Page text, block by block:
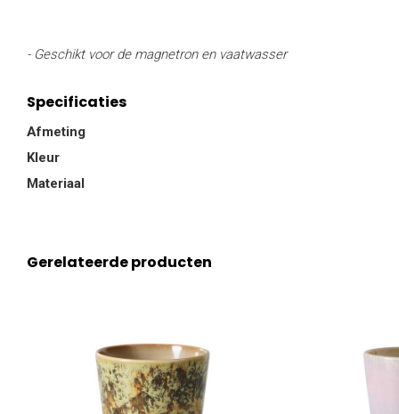
- Geschikt voor de magnetron en vaatwasser
Specificaties
Afmeting
Kleur
Materiaal
Gerelateerde producten